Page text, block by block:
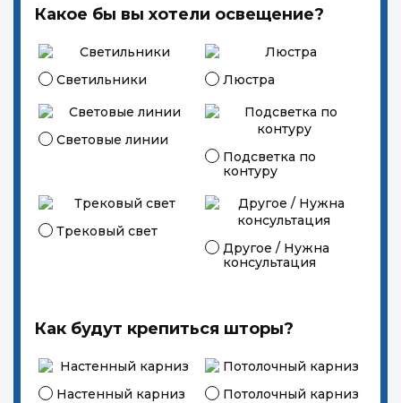
Какое бы вы хотели освещение?
Светильники Люстра
Световые линии
Подсветка по
контуру
Трековый свет
Другое / Нужна
консультация
Как будут крепиться шторы?
Настенный карниз Потолочный карниз